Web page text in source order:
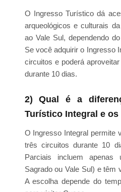
O Ingresso Turístico dá
arqueológicos e culturais
ao Vale Sul, dependendo
Se você adquirir o Ingresso
circuitos e poderá
durante 10 dias.
2) Qual é a
Turístico Integral e os
O Ingresso Integral permite
três circuitos durante 10
Parciais incluem apenas
Sagrado ou Vale Sul) e têm
A escolha depende do